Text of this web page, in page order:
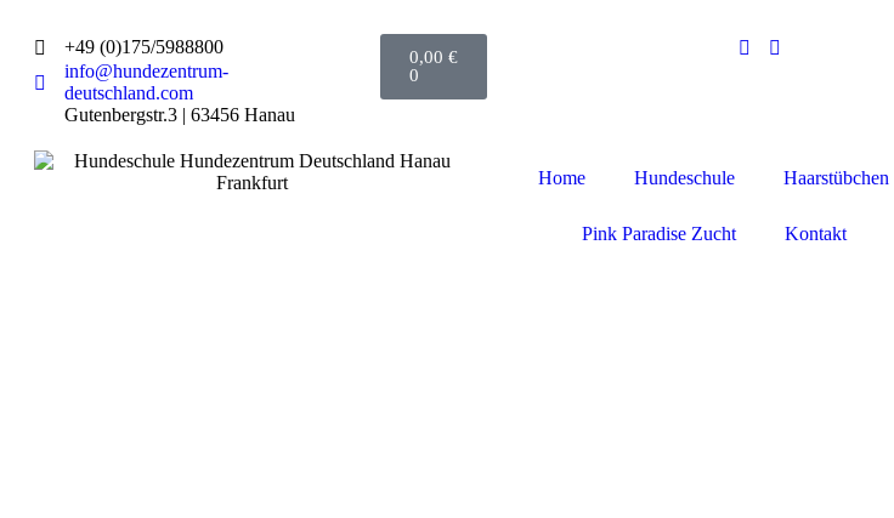
+49 (0)175/5988800
info@hundezentrum-
deutschland.com
Gutenbergstr.3 | 63456 Hanau
0,00 €
0
Home Hundeschule Haarstübchen
Pink Paradise Zucht Kontakt